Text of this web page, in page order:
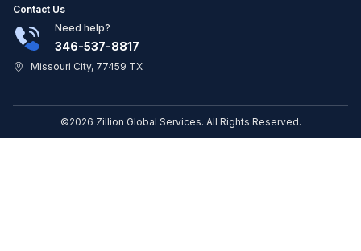
Contact Us
Need help?
346-537-8817
Missouri City, 77459 TX
©2026 Zillion Global Services. All Rights Reserved.